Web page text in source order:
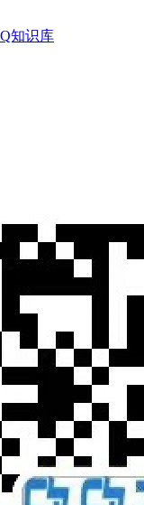
知识库